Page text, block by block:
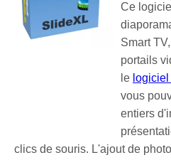
Ce
Smart
portails
le
vous
entiers
clics de souris. L'ajout de